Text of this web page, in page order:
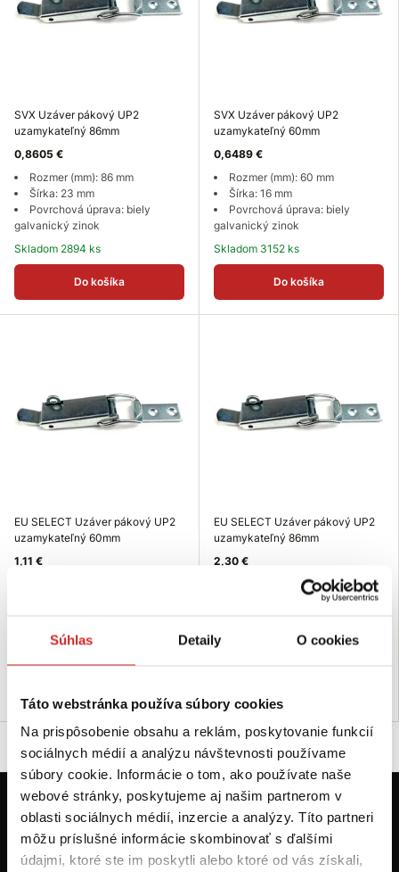
Súhlas Detaily O cookies
Táto webstránka používa súbory cookies
Na prispôsobenie obsahu a reklám, poskytovanie funkcií
sociálnych médií a analýzu návštevnosti používame
súbory cookie. Informácie o tom, ako používate naše
webové stránky, poskytujeme aj našim partnerom v
oblasti sociálnych médií, inzercie a analýzy. Títo partneri
môžu príslušné informácie skombinovať s ďalšími
údajmi, ktoré ste im poskytli alebo ktoré od vás získali,
SVX Uzáver pákový UP2
uzamykateľný 86mm
0,8605 €
Rozmer (mm): 86 mm
Šírka: 23 mm
Povrchová úprava: biely
galvanický zinok
Skladom 2894 ks
Do košíka
SVX Uzáver pákový UP2
uzamykateľný 60mm
0,6489 €
Rozmer (mm): 60 mm
Šírka: 16 mm
Povrchová úprava: biely
galvanický zinok
Skladom 3152 ks
Do košíka
EU SELECT Uzáver pákový UP2
uzamykateľný 60mm
1,11 €
galvanický zinok
EU SELECT Uzáver pákový UP2
uzamykateľný 86mm
2,30 €
Rozmer (mm): 86 mm
galvanický zinok
Prvýkrát na svx.sk? Zaregistrujte sa a
máte prehľad o aktuálnych novinkách a
akciách.